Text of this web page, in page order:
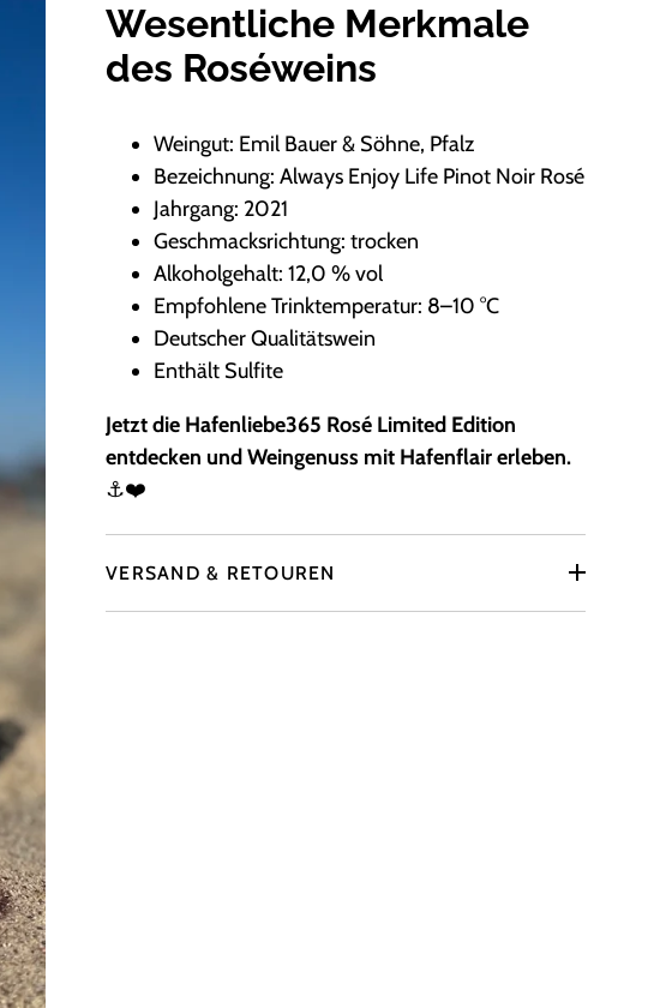
Wesentliche Merkmale
des Roséweins
Weingut: Emil Bauer & Söhne, Pfalz
Bezeichnung: Always Enjoy Life Pinot Noir Rosé
Jahrgang: 2021
Geschmacksrichtung: trocken
Alkoholgehalt: 12,0 % vol
Empfohlene Trinktemperatur: 8–10 °C
Deutscher Qualitätswein
Enthält Sulfite
Jetzt die Hafenliebe365 Rosé Limited Edition
entdecken und Weingenuss mit Hafenflair erleben.
⚓❤️
VERSAND & RETOUREN